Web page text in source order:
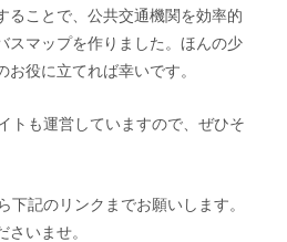
ることで、公共交通機関を効率的
スマップを作りました。ほんの少
お役に立てれば幸いです。
トも運営していますので、ぜひそ
下記のリンクまでお願いします。
いませ。